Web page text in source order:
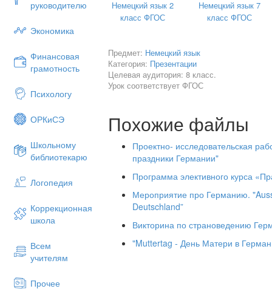
руководителю
Экономика
Финансовая
грамотность
Психологу
ОРКиСЭ
Школьному
библиотекарю
Логопедия
Коррекционная
школа
Всем
учителям
Прочее
Немецкий язык 2
класс ФГОС
Немецкий язык 7
класс ФГОС
Предмет: Немецкий язык
Категория: Презентации
Целевая аудитория: 8 класс.
Урок соответствует ФГОС
Похожие файлы
Проектно- исследовательская
праздники Германии"
Программа элективного курса
Мероприятие про Германию.
Deutschland”
Викторина по страноведению
"Muttertag - День Матери в